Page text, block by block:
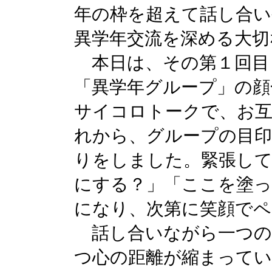
年の枠を超えて話し合
異学年交流を深める大
本日は、その第１回
「異学年グループ」の
サイコロトークで、お
れから、グループの目
りをしました。緊張し
にする？」「ここを塗
になり、次第に笑顔で
話し合いながら一つ
つ心の距離が縮まって